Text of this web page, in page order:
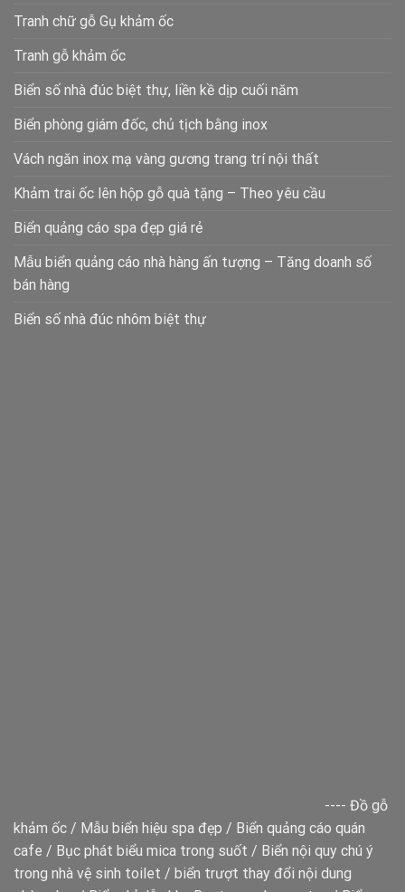
Tranh chữ gỗ Gụ khảm ốc
Tranh gỗ khảm ốc
Biển số nhà đúc biệt thự, liền kề dịp cuối năm
Biển phòng giám đốc, chủ tịch bằng inox
Vách ngăn inox mạ vàng gương trang trí nội thất
Khảm trai ốc lên hộp gỗ quà tặng – Theo yêu cầu
Biển quảng cáo spa đẹp giá rẻ
Mẫu biển quảng cáo nhà hàng ấn tượng – Tăng doanh số
bán hàng
Biển số nhà đúc nhôm biệt thự
---- Đồ gỗ
khảm ốc / Mẫu biển hiệu spa đẹp / Biển quảng cáo quán
cafe / Bục phát biểu mica trong suốt / Biển nội quy chú ý
trong nhà vệ sinh toilet / biển trượt thay đổi nội dung